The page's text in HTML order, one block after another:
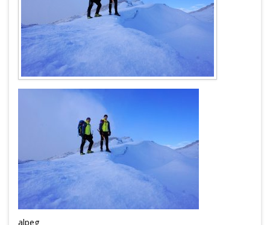
alpeg